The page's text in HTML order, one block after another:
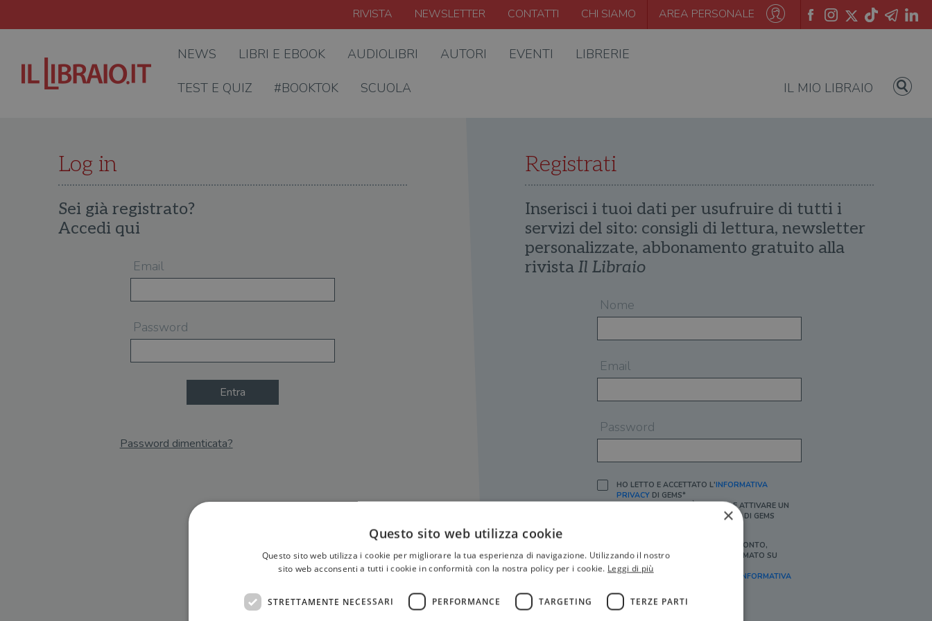
RIVISTA NEWSLETTER CONTATTI CHI SIAMO AREA PERSONALE
NEWS LIBRI E EBOOK AUDIOLIBRI AUTORI EVENTI LIBRERIE
TEST E QUIZ #BOOKTOK SCUOLA IL MIO LIBRAIO
Log in
Sei già registrato?
Accedi qui
Email
Password
Entra
Password dimenticata?
Registrati
Inserisci i tuoi dati per usufruire di tutti i
servizi del sito: consigli di lettura, newsletter
personalizzate, abbonamento gratuito alla
rivista Il Libraio
Nome
Email
Password
HO LETTO E ACCETTATO L'INFORMATIVA
PRIVACYDI GEMS*
IN MANCANZA NON È POSSIBILE ATTIVARE UN
ACCOUNT E/O RICEVERE I SERVIZI DI GEMS
SÌ, DESIDERO RICEVERE BUONI SCONTO,
OFFERTE SPECIALI, ESSERE INFORMATO SU
PROMOZIONI E NOVITÀ.
[FINALITÀ MARKETING, ART.2 (E),
INFORMATIVA
×
Questo sito web utilizza cookie
Questo sito web utilizza i cookie per migliorare la tua esperienza di navigazione. Utilizzando il nostro
sito web acconsenti a tutti i cookie in conformità con la nostra policy per i cookie. Leggi di più
STRETTAMENTE NECESSARI PERFORMANCE TARGETING TERZE PARTI